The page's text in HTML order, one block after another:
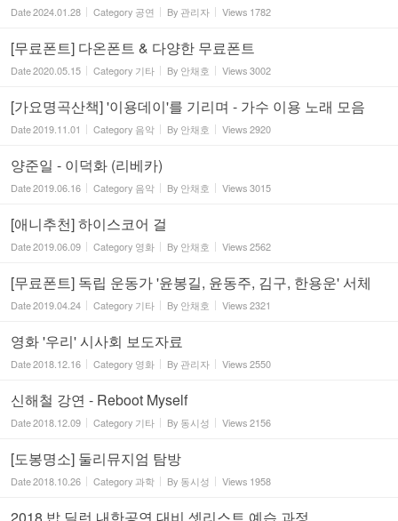
Date2024.01.28 Category 공연 By 관리자 Views 1782
[무료폰트] 다온폰트 & 다양한 무료폰트
Date2020.05.15 Category 기타 By 안채호 Views3002
[가요명곡산책] '이용데이'를 기리며 - 가수 이용 노래 모음
Date2019.11.01 Category 음악 By 안채호 Views2920
양준일 - 이덕화 (리베카)
Date2019.06.16 Category 음악 By 안채호 Views3015
[애니추천] 하이스코어 걸
Date2019.06.09 Category 영화 By 안채호 Views2562
[무료폰트] 독립 운동가 '윤봉길, 윤동주, 김구, 한용운' 서체
Date2019.04.24 Category 기타 By 안채호 Views2321
영화 '우리' 시사회 보도자료
Date2018.12.16 Category 영화 By 관리자 Views2550
신해철 강연 - Reboot Myself
Date2018.12.09 Category 기타 By 동시성 Views2156
[도봉명소] 둘리뮤지엄 탐방
Date2018.10.26 Category 과학 By 동시성 Views 1958
2018 밥 딜런 내한공연 대비 셋리스트 예습 과정